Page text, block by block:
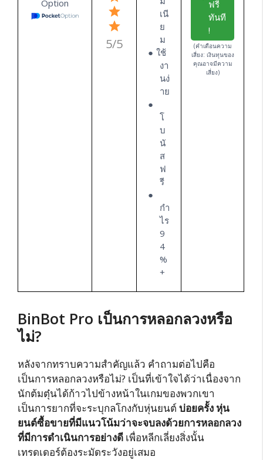
Option
5/5
เนี
ย
ม
ใช้
งา
นง่
าย
โ
บ
นั
ส
ฟ
รี
กำ
ไร
9
4
%
+
ฟรี
ทันที
!
(คำเตือนความ
เสี่ยง: เงินทุนของ
คุณอาจมีความ
เสี่ยง)
BinBot Pro เป็นการหลอกลวงหรือ
ไม่?
หลังจากทราบความสำคัญแล้ว คำถามต่อไปคือ
เป็นการหลอกลวงหรือไม่? เป็นที่เข้าใจได้ว่าเนื่องจาก
นักต้มตุ๋นได้ก้าวไปข้างหน้าในเกมของพวกเขา
เป็นการยากที่จะระบุกลโกงกับหุ่นยนต์บ่อยครั้ง หุ่น
ยนต์ซื้อขายที่มีแนวโน้มว่าจะจบลงด้วยการหลอกลวง
ที่มีการดำเนินการอย่างดี เพื่อหลีกเลี่ยงสิ่งนั้น
เทรดเดอร์ต้องระมัดระวังอยู่เสมอ